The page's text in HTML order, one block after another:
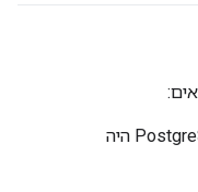
בוצע שדרוג בעבר, שבמהלכו PostgreSQL היה